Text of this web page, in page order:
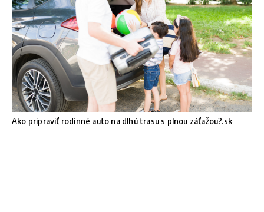
Ako pripraviť rodinné auto na dlhú trasu s plnou záťažou?.sk